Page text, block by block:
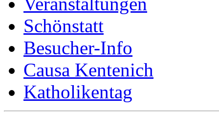
Schönstatt
Besucher-Info
Causa Kentenich
Katholikentag